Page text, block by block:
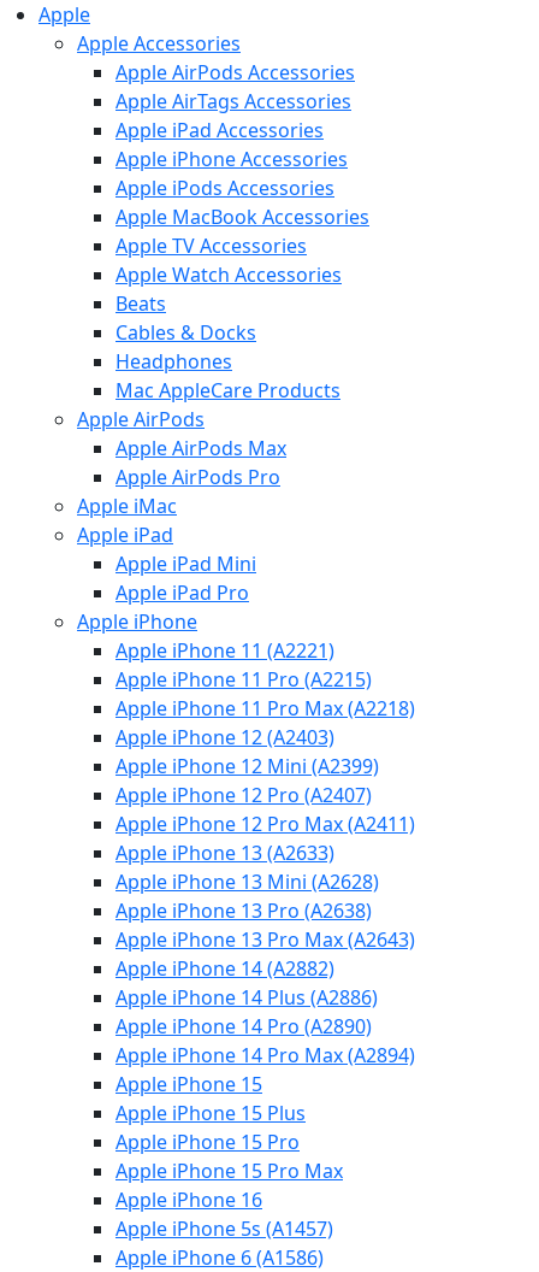
Apple
Apple Accessories
Apple AirPods Accessories
Apple AirTags Accessories
Apple iPad Accessories
Apple iPhone Accessories
Apple iPods Accessories
Apple MacBook Accessories
Apple TV Accessories
Apple Watch Accessories
Beats
Cables & Docks
Headphones
Mac AppleCare Products
Apple AirPods
Apple AirPods Max
Apple AirPods Pro
Apple iMac
Apple iPad
Apple iPad Mini
Apple iPad Pro
Apple iPhone
Apple iPhone 11 (A2221)
Apple iPhone 11 Pro (A2215)
Apple iPhone 11 Pro Max (A2218)
Apple iPhone 12 (A2403)
Apple iPhone 12 Mini (A2399)
Apple iPhone 12 Pro (A2407)
Apple iPhone 12 Pro Max (A2411)
Apple iPhone 13 (A2633)
Apple iPhone 13 Mini (A2628)
Apple iPhone 13 Pro (A2638)
Apple iPhone 13 Pro Max (A2643)
Apple iPhone 14 (A2882)
Apple iPhone 14 Plus (A2886)
Apple iPhone 14 Pro (A2890)
Apple iPhone 14 Pro Max (A2894)
Apple iPhone 15
Apple iPhone 15 Plus
Apple iPhone 15 Pro
Apple iPhone 15 Pro Max
Apple iPhone 16
Apple iPhone 5s (A1457)
Apple iPhone 6 (A1586)